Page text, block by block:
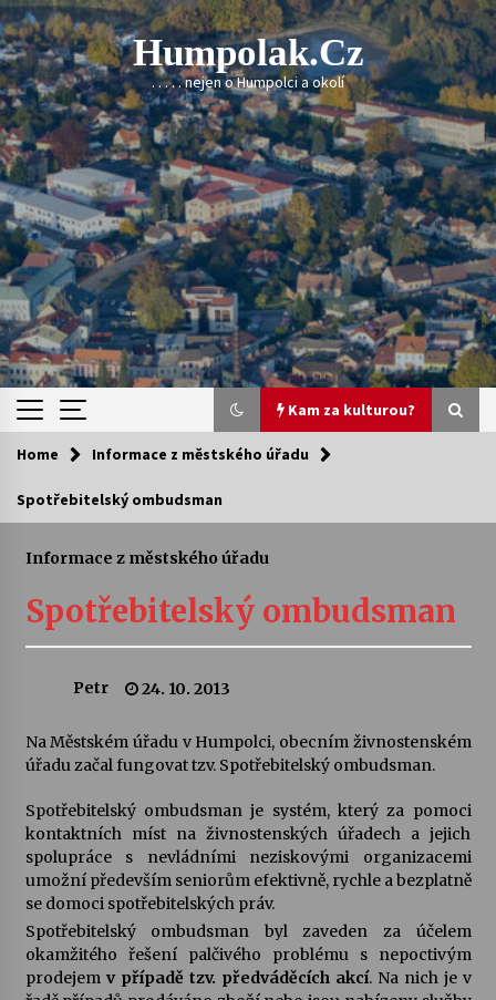
Skip
to
content
Humpolak.cz
. . . . . nejen o Humpolci a okolí
Kam za kulturou?
Kam za kulturou?
Sukuba Ensemble
Vernisáž výstavy Josefíny Duškové: Stávám se
kapkou
30. 7. 2026
Veselí muzikanti
30. 7. 2026
Pozvánka na integrační festival Quijotova
šedesátka: 28. 7.–1. 8. 2026
28. 7. 2026
Letní koncerty ve Stromovce: Kolchoz a
Jenakaši
28. 7. 2026
Home Informace z městského úřadu
Spotřebitelský ombudsman
Informace z městského úřadu
Spotřebitelský ombudsman
Petr 24. 10. 2013
Na Městském úřadu v Humpolci, obecním živnostenském
úřadu začal fungovat tzv. Spotřebitelský ombudsman.
Spotřebitelský ombudsman je systém, který za pomoci
kontaktních míst na živnostenských úřadech a jejich
spolupráce s nevládními neziskovými organizacemi
umožní především seniorům efektivně, rychle a bezplatně
se domoci spotřebitelských práv.
Spotřebitelský ombudsman byl zaveden za účelem
okamžitého řešení palčivého problému s nepoctivým
prodejem v případě tzv. předváděcích akcí. Na nich je v